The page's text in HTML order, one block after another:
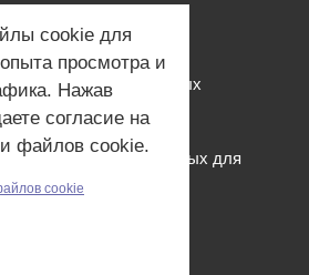
персональных
файлов Cookies
персональных данных для
cookie для
просмотра и
Нажав
согласие на
файлов cookie.
cookie